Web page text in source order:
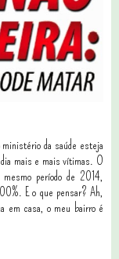
da saúde esteja
mais e mais vítimas. O
período de 2014,
E o que pensar? Ah,
em casa, o meu bairro é